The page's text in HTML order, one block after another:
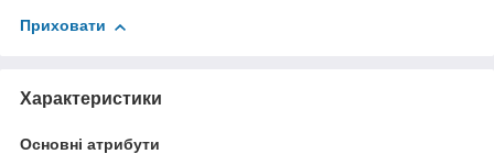
Приховати
Характеристики
Основні атрибути